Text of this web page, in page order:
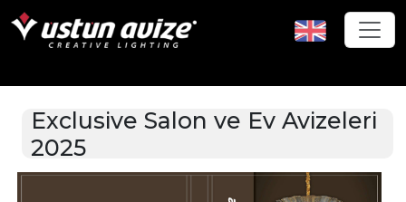
Exclusive Salon ve Ev Avizeleri
2025